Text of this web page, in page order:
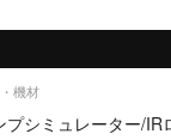
機材
プシミュレーター/IR